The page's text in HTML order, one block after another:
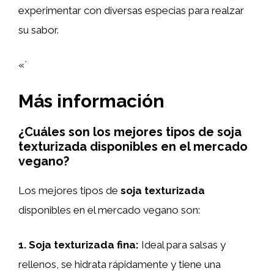
experimentar con diversas especias para realzar
su sabor.
«`
Más información
¿Cuáles son los mejores tipos de soja
texturizada disponibles en el mercado
vegano?
Los mejores tipos de soja texturizada
disponibles en el mercado vegano son:
1. Soja texturizada fina: Ideal para salsas y
rellenos, se hidrata rápidamente y tiene una